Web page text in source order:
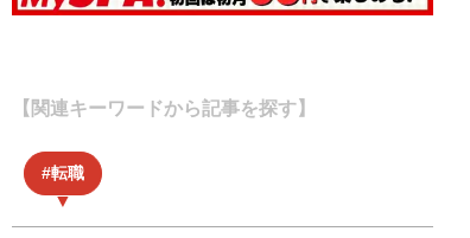
【関連キーワードから記事を探す】
転職